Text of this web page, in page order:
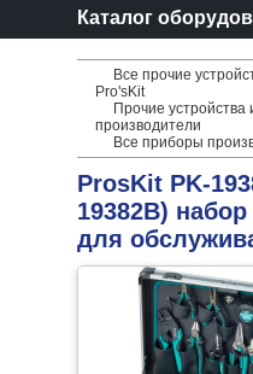
Каталог
Все прочие
Pro'sKit
Прочие устройства
производители
Все приборы
ProsKit PK-
19382B)
для